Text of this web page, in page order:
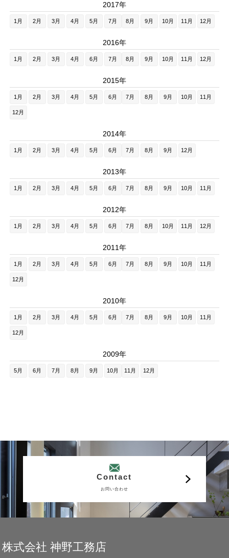
2017年
1月 2月 3月 4月 5月 7月 8月 9月 10月 11月 12月
2016年
1月 2月 3月 4月 6月 7月 8月 9月 10月 11月 12月
2015年
1月 2月 3月 4月 5月 6月 7月 8月 9月 10月 11月
12月
2014年
1月 2月 3月 4月 5月 6月 7月 8月 9月 12月
2013年
1月 2月 3月 4月 5月 6月 7月 8月 9月 10月 11月
2012年
1月 2月 3月 4月 5月 6月 7月 8月 10月 11月 12月
2011年
1月 2月 3月 4月 5月 6月 7月 8月 9月 10月 11月
12月
2010年
1月 2月 3月 4月 5月 6月 7月 8月 9月 10月 11月
12月
2009年
5月 6月 7月 8月 9月 10月 11月 12月
Contact
お問い合わせ
株式会社 神野工務店